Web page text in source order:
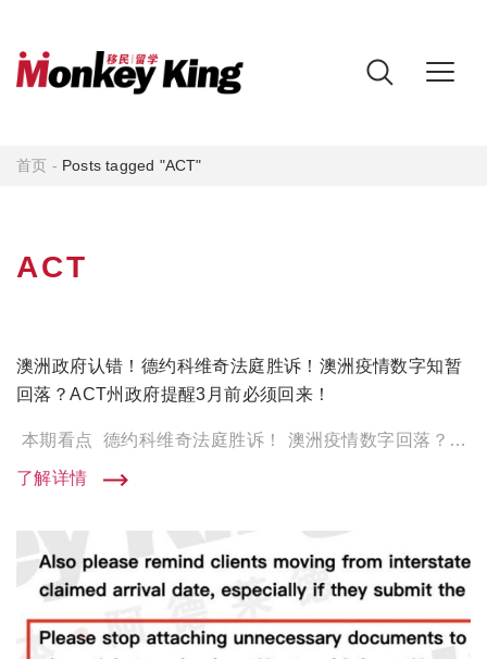
首页 - Posts tagged "ACT"
ACT
澳洲政府认错！德约科维奇法庭胜诉！澳洲疫情数字知暂
回落？ACT州政府提醒3月前必须回来！
本期看点 德约科维奇法庭胜诉！ 澳洲疫情数字回落？ ACT海外申请人需在3月前回到当地 德约科维奇法庭胜 […]
了解详情